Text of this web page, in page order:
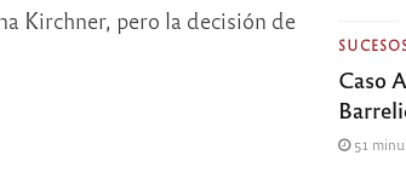
Kirchner, pero la decisión de
Caso
51